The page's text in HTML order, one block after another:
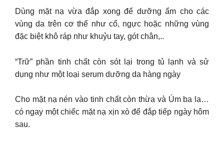
Dùng mặt nạ vừa đắp xong để dưỡng ẩm cho các
vùng da trên cơ thể như cổ, ngực hoặc những vùng
đặc biệt khô ráp như khuỷu tay, gót chân,..
“Trữ” phần tinh chất còn sót lại trong tủ lạnh và sử
dụng như một loại serum dưỡng da hàng ngày
Cho mặt nạ nén vào tinh chất còn thừa và Úm ba la…
có ngay một chiếc mặt nạ xịn xò để đắp tiếp ngày hôm
sau.